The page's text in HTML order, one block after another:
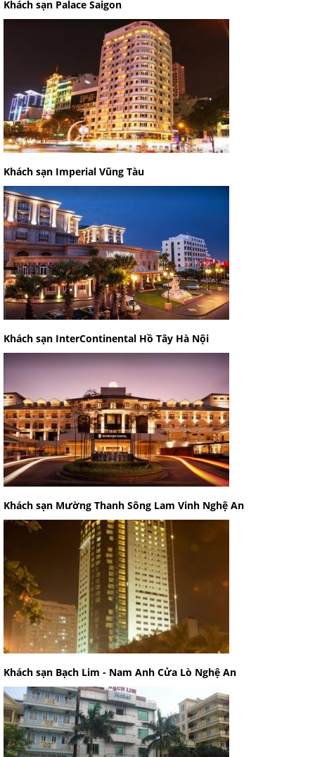
Khách sạn Palace Saigon
Khách sạn Imperial Vũng Tàu
Khách sạn InterContinental Hồ Tây Hà Nội
Khách sạn Mường Thanh Sông Lam Vinh Nghệ An
Khách sạn Bạch Lim - Nam Anh Cửa Lò Nghệ An